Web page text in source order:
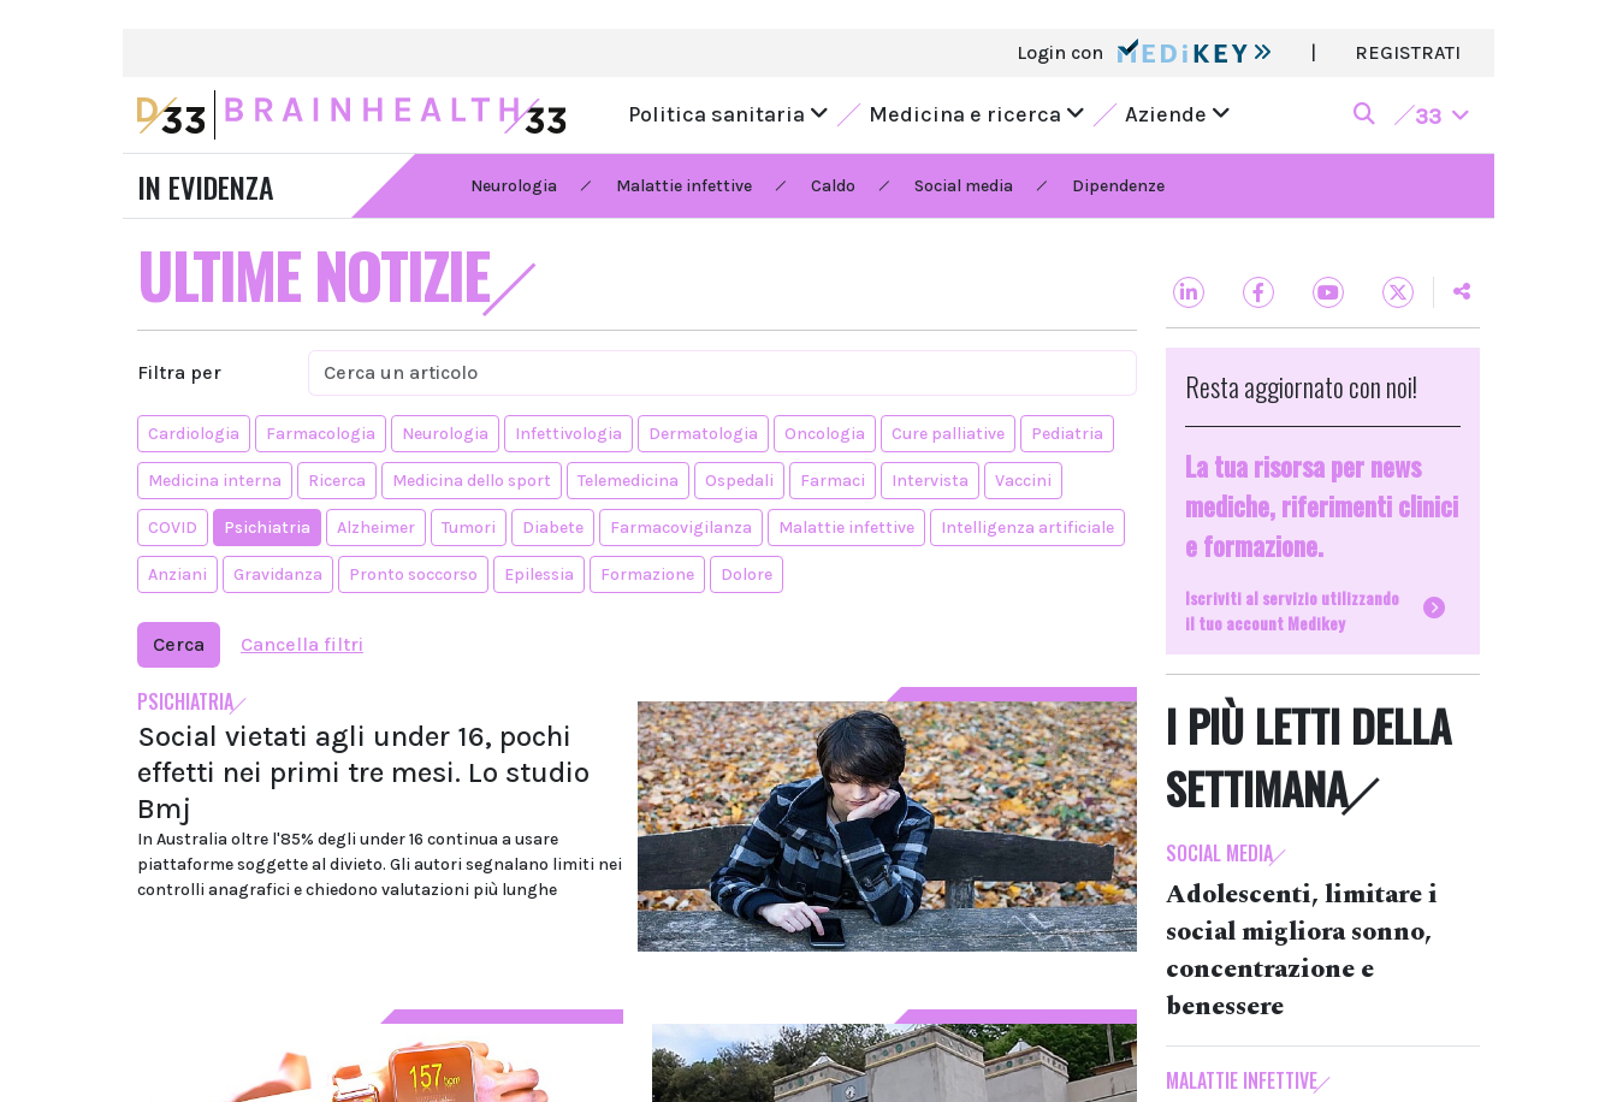
Login con | REGISTRATI
Politica sanitaria Medicina e ricerca Aziende 33
IN EVIDENZA Neurologia Malattie infettive Caldo Social media Dipendenze
ULTIME NOTIZIE
Filtra per
Cardiologia Farmacologia Neurologia Infettivologia Dermatologia Oncologia Cure palliative Pediatria
Medicina interna Ricerca Medicina dello sport Telemedicina Ospedali Farmaci Intervista Vaccini
COVID Psichiatria Alzheimer Tumori Diabete Farmacovigilanza Malattie infettive Intelligenza artificiale
Anziani Gravidanza Pronto soccorso Epilessia Formazione Dolore
Cerca Cancella filtri
PSICHIATRIA
Social vietati agli under 16, pochi
effetti nei primi tre mesi. Lo studio
Bmj
In Australia oltre l'85% degli under 16 continua a usare
piattaforme soggette al divieto. Gli autori segnalano limiti nei
controlli anagrafici e chiedono valutazioni più lunghe
Resta aggiornato con noi!
La tua risorsa per news
mediche, riferimenti clinici
e formazione.
Iscriviti al servizio utilizzando
il tuo account Medikey
I PIÙ LETTI DELLA
SETTIMANA
SOCIAL MEDIA
Adolescenti, limitare i
social migliora sonno,
concentrazione e
benessere
MALATTIE INFETTIVE